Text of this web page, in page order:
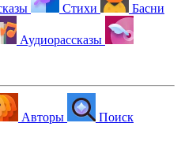
Стихи Басни
Аудиорассказы
Авторы Поиск